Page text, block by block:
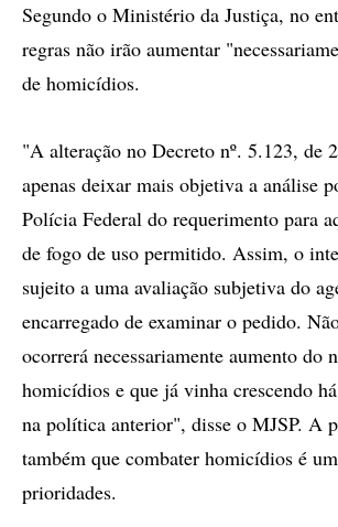
Segundo o Ministério da Justiça, no
regras não irão aumentar
de homicídios.
"A alteração no Decreto nº. 5.123, de
apenas deixar mais objetiva a análise
Polícia Federal do requerimento para
de fogo de uso permitido. Assim, o
sujeito a uma avaliação subjetiva do
encarregado de examinar o pedido.
ocorrerá necessariamente aumento do
homicídios e que já vinha crescendo
na política anterior", disse o MJSP. A
também que combater homicídios é
prioridades.